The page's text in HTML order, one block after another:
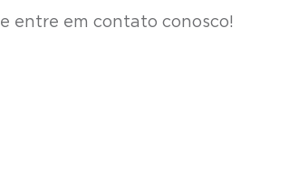
e entre em contato conosco!